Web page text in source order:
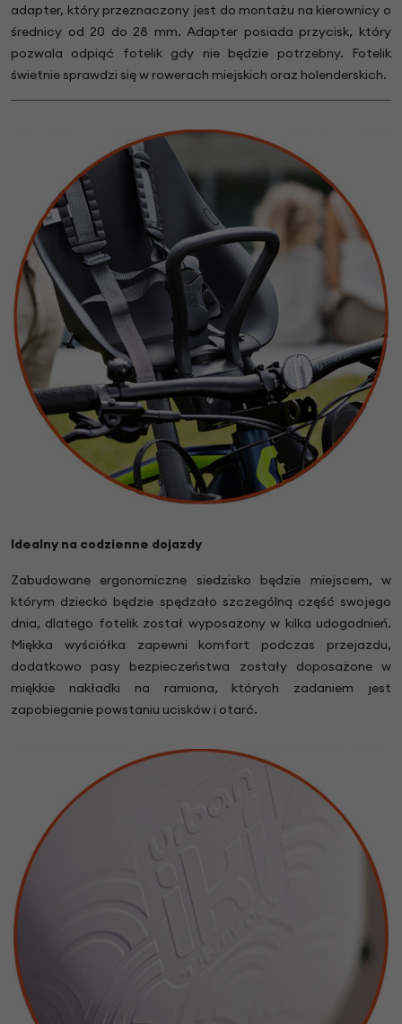
adapter, który przeznaczony jest do montażu na kierownicy o
średnicy od 20 do 28 mm. Adapter posiada przycisk, który
pozwala odpiąć fotelik gdy nie będzie potrzebny. Fotelik
świetnie sprawdzi się w rowerach miejskich oraz holenderskich.
Idealny na codzienne dojazdy
Zabudowane ergonomiczne siedzisko będzie miejscem, w
którym dziecko będzie spędzało szczególną część swojego
dnia, dlatego fotelik został wyposażony w kilka udogodnień.
Miękka wyściółka zapewni komfort podczas przejazdu,
dodatkowo pasy bezpieczeństwa zostały doposażone w
miękkie nakładki na ramiona, których zadaniem jest
zapobieganie powstaniu ucisków i otarć.